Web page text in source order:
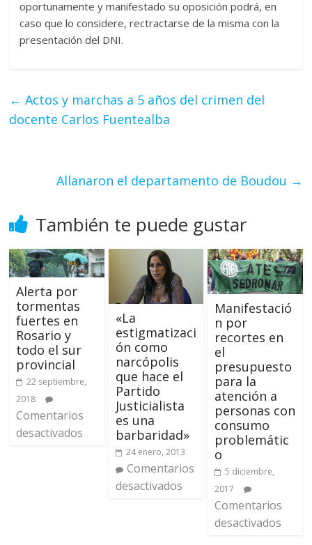
oportunamente y manifestado su oposición podrá, en
caso que lo considere, rectractarse de la misma con la
presentación del DNI.
← Actos y marchas a 5 años del crimen del
docente Carlos Fuentealba
Allanaron el departamento de Boudou →
También te puede gustar
Alerta por
tormentas
fuertes en
Rosario y
todo el sur
provincial
22 septiembre,
2018
Comentarios
desactivados
«La
estigmatizaci
ón como
narcópolis
que hace el
Partido
Justicialista
es una
barbaridad»
24 enero, 2013
Comentarios
desactivados
Manifestació
n por
recortes en
el
presupuesto
para la
atención a
personas con
consumo
problemátic
o
5 diciembre,
2017
Comentarios
desactivados